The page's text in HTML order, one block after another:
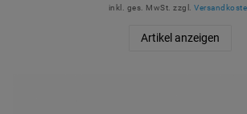
inkl. ges. MwSt. zzgl.
Artikel anzeigen